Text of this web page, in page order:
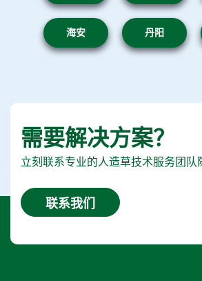
海安 丹阳
需要解决方案？
立刻联系专业的人造草技术服务团队
联系我们